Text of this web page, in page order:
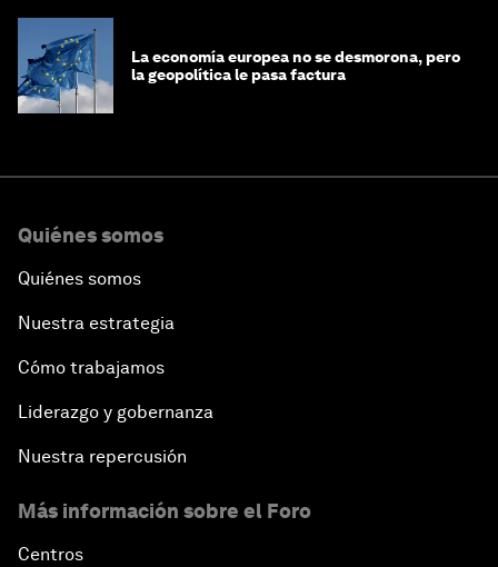
La economía europea no se desmorona, pero
la geopolítica le pasa factura
Quiénes somos
Quiénes somos
Nuestra estrategia
Cómo trabajamos
Liderazgo y gobernanza
Nuestra repercusión
Más información sobre el Foro
Centros